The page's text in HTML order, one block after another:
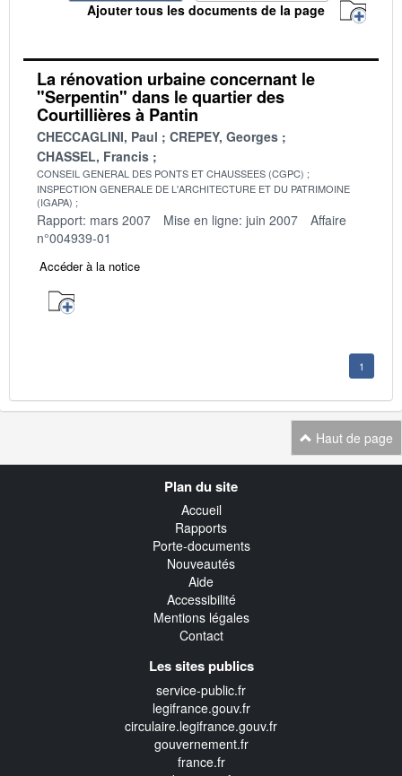
Ajouter tous les documents de la page
La rénovation urbaine concernant le
"Serpentin" dans le quartier des
Courtillières à Pantin
CHECCAGLINI, Paul
CREPEY, Georges
CHASSEL, Francis
CONSEIL GENERAL DES PONTS ET CHAUSSEES (CGPC)
INSPECTION GENERALE DE L'ARCHITECTURE ET DU PATRIMOINE
(IGAPA)
Rapport: mars 2007 Mise en ligne: juin 2007
Affaire
n°004939-01
Accéder à la notice
1
Haut de page
Plan du site
Accueil
Rapports
Porte-documents
Nouveautés
Aide
Accessibilité
Mentions légales
Contact
Les sites publics
service-public.fr
legifrance.gouv.fr
circulaire.legifrance.gouv.fr
gouvernement.fr
france.fr